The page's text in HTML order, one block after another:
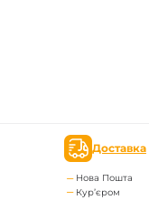
Доставка
Нова Пошта
Кур’єром